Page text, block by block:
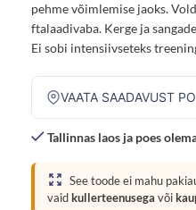
pehme võimlemise jaoks.
ftalaadivaba. Kerge ja
Ei sobi intensiivseteks
VAATA SAADAVUST
Tallinnas laos ja poes
See toode ei mahu
vaidkullerteenusega või